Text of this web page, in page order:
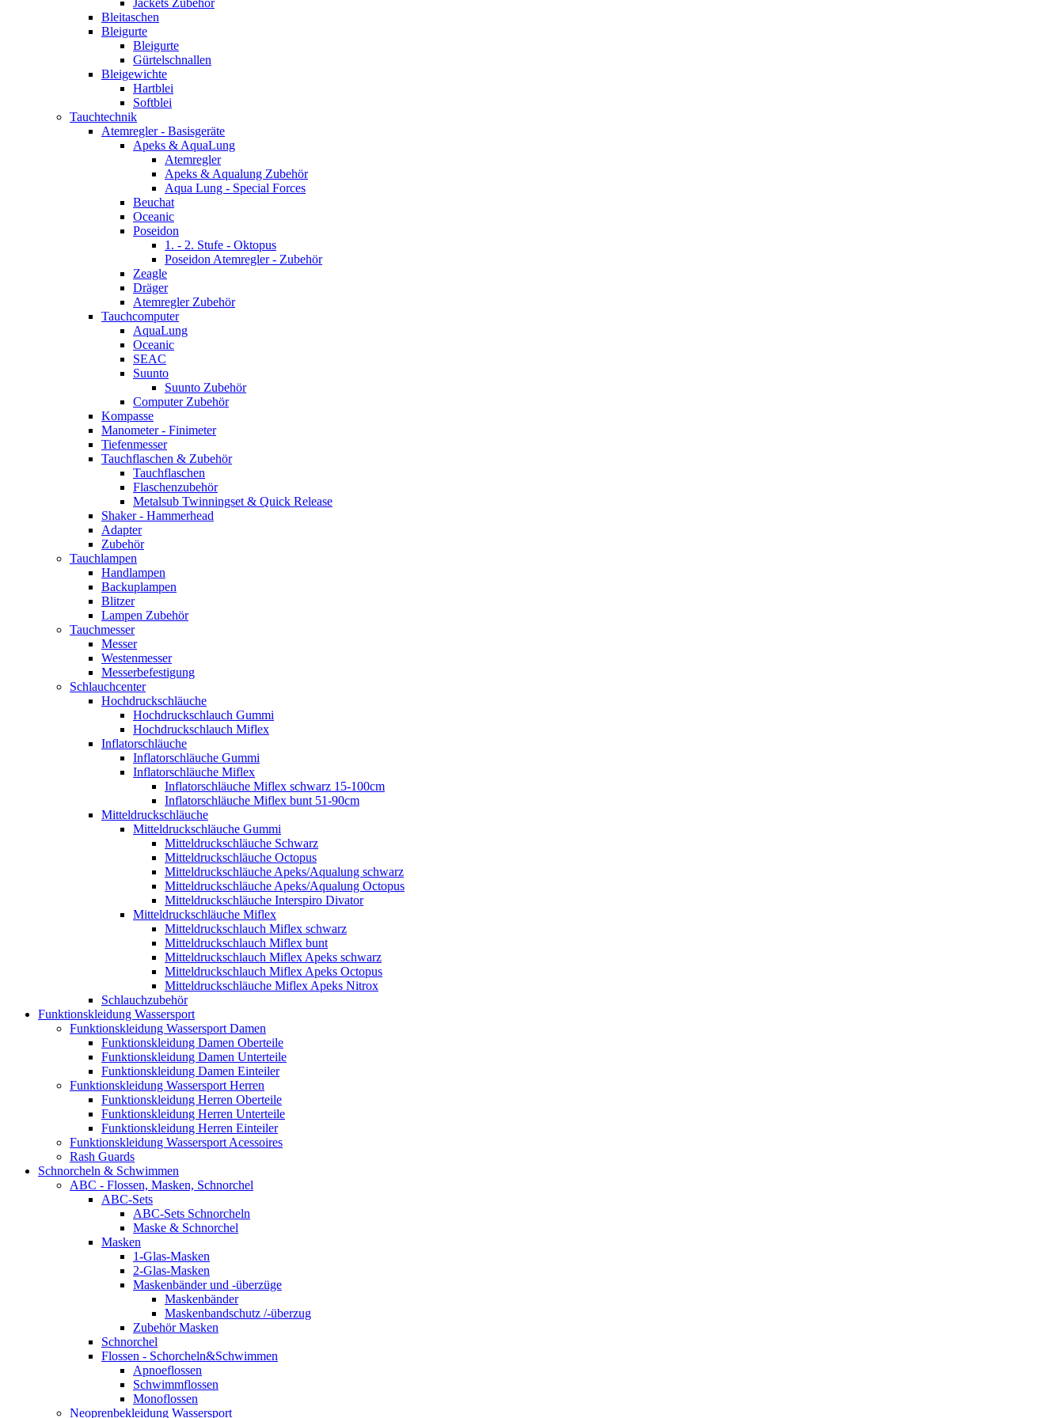
Jackets Zubehör
Bleitaschen
Bleigurte
Bleigurte
Gürtelschnallen
Bleigewichte
Hartblei
Softblei
Tauchtechnik
Atemregler - Basisgeräte
Apeks & AquaLung
Atemregler
Apeks & Aqualung Zubehör
Aqua Lung - Special Forces
Beuchat
Oceanic
Poseidon
1. - 2. Stufe - Oktopus
Poseidon Atemregler - Zubehör
Zeagle
Dräger
Atemregler Zubehör
Tauchcomputer
AquaLung
Oceanic
SEAC
Suunto
Suunto Zubehör
Computer Zubehör
Kompasse
Manometer - Finimeter
Tiefenmesser
Tauchflaschen & Zubehör
Tauchflaschen
Flaschenzubehör
Metalsub Twinningset & Quick Release
Shaker - Hammerhead
Adapter
Zubehör
Tauchlampen
Handlampen
Backuplampen
Blitzer
Lampen Zubehör
Tauchmesser
Messer
Westenmesser
Messerbefestigung
Schlauchcenter
Hochdruckschläuche
Hochdruckschlauch Gummi
Hochdruckschlauch Miflex
Inflatorschläuche
Inflatorschläuche Gummi
Inflatorschläuche Miflex
Inflatorschläuche Miflex schwarz 15-100cm
Inflatorschläuche Miflex bunt 51-90cm
Mitteldruckschläuche
Mitteldruckschläuche Gummi
Mitteldruckschläuche Schwarz
Mitteldruckschläuche Octopus
Mitteldruckschläuche Apeks/Aqualung schwarz
Mitteldruckschläuche Apeks/Aqualung Octopus
Mitteldruckschläuche Interspiro Divator
Mitteldruckschläuche Miflex
Mitteldruckschlauch Miflex schwarz
Mitteldruckschlauch Miflex bunt
Mitteldruckschlauch Miflex Apeks schwarz
Mitteldruckschlauch Miflex Apeks Octopus
Mitteldruckschläuche Miflex Apeks Nitrox
Schlauchzubehör
Funktionskleidung Wassersport
Funktionskleidung Wassersport Damen
Funktionskleidung Damen Oberteile
Funktionskleidung Damen Unterteile
Funktionskleidung Damen Einteiler
Funktionskleidung Wassersport Herren
Funktionskleidung Herren Oberteile
Funktionskleidung Herren Unterteile
Funktionskleidung Herren Einteiler
Funktionskleidung Wassersport Acessoires
Rash Guards
Schnorcheln & Schwimmen
ABC - Flossen, Masken, Schnorchel
ABC-Sets
ABC-Sets Schnorcheln
Maske & Schnorchel
Masken
1-Glas-Masken
2-Glas-Masken
Maskenbänder und -überzüge
Maskenbänder
Maskenbandschutz /-überzug
Zubehör Masken
Schnorchel
Flossen - Schorcheln&Schwimmen
Apnoeflossen
Schwimmflossen
Monoflossen
Neoprenbekleidung Wassersport